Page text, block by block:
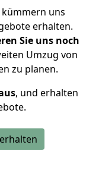
kümmern uns
erhalten.
Sie uns noch
Umzug von
zu planen.
, und erhalten